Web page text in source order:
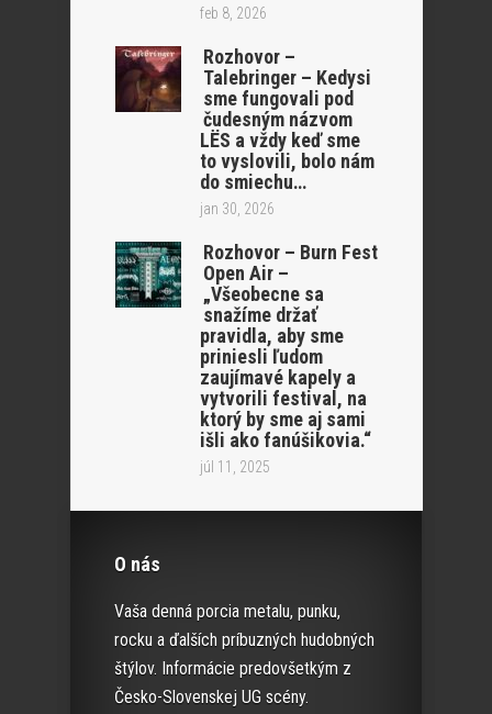
feb 8, 2026
Rozhovor –
Talebringer – Kedysi
sme fungovali pod
čudesným názvom
LËS a vždy keď sme
to vyslovili, bolo nám
do smiechu…
jan 30, 2026
Rozhovor – Burn Fest
Open Air –
„Všeobecne sa
snažíme držať
pravidla, aby sme
priniesli ľudom
zaujímavé kapely a
vytvorili festival, na
ktorý by sme aj sami
išli ako fanúšikovia.“
júl 11, 2025
O nás
Vaša denná porcia metalu, punku,
rocku a ďalších príbuzných hudobných
štýlov. Informácie predovšetkým z
Česko-Slovenskej UG scény.